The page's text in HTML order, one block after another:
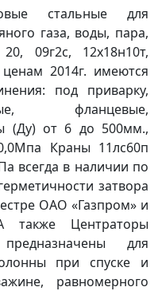
стальные для
газа, воды, пара,
09г2с, 12х18н10т,
2014г. имеются
под приварку,
фланцевые,
(Ду) от 6 до 500мм.,
Краны 11лс60п
всегда в наличии по
затвора
ОАО «Газпром» и
Центраторы
для
при спуске и
равномерного